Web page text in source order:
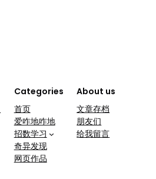
Categories
首页
爱咋地咋地
招数学习
奇异发现
网页作品
About us
文章存档
朋友们
给我留言